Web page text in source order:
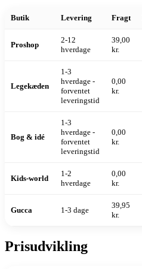
Butik Levering Fragt
Proshop
2-12
hverdage
39,00
kr.
Legekæden
1-3
hverdage -
forventet
leveringstid
0,00
kr.
Bog & idé
1-3
hverdage -
forventet
leveringstid
0,00
kr.
Kids-world
1-2
hverdage
0,00
kr.
Gucca 1-3 dage
39,95
kr.
Prisudvikling